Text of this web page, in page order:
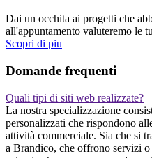
Dai un occhita ai progetti che
all'appuntamento valuteremo le
Scopri di piu
Domande frequenti
Quali tipi di siti web realizzate?
La nostra specializzazione
personalizzati che rispondono
attività commerciale. Sia che si
a Brandico, che offrono servizi